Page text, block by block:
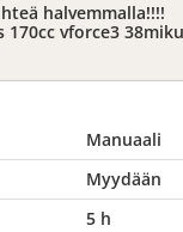
halvemmalla!!!!
170cc vforce3
Manuaali
Myydään
5 h